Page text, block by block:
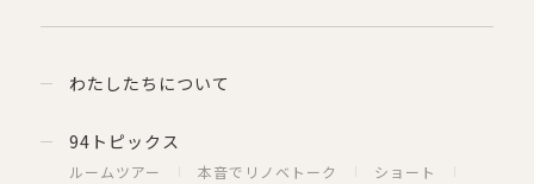
わたしたちについて
94トピックス
ルームツアー 本音でリノベトーク
ショート